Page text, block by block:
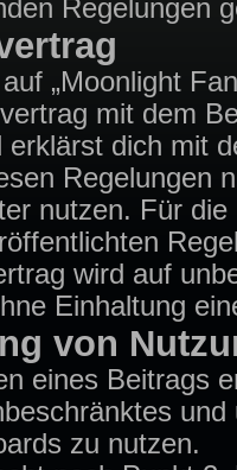
Regelungen
„Moonlight
mit dem
erklärst dich mit
Regelungen
nutzen. Für
wird auf
Einhaltung
von
eines Beitrags
zu nutzen.